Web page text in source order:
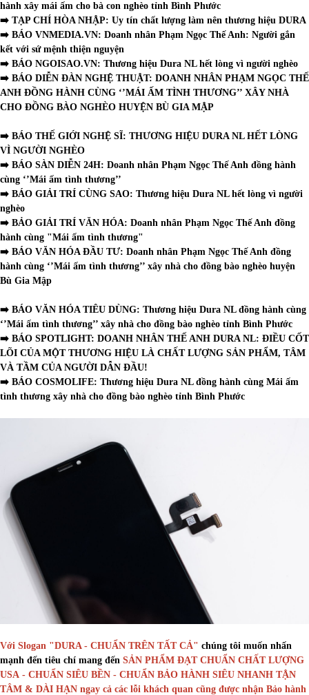
hành xây mái ấm cho bà con nghèo tỉnh Bình Phước
➡️ TẠP CHÍ HÒA NHẬP: Uy tín chất lượng làm nên thương hiệu DURA
➡️ BÁO VNMEDIA.VN: Doanh nhân Phạm Ngọc Thế Anh: Người gắn
kết với sứ mệnh thiện nguyện
➡️ BÁO NGOISAO.VN: Thương hiệu Dura NL hết lòng vì người nghèo
➡️ BÁO DIỄN ĐÀN NGHỆ THUẬT: DOANH NHÂN PHẠM NGỌC THẾ
ANH ĐỒNG HÀNH CÙNG ‘’MÁI ẤM TÌNH THƯƠNG’’ XÂY NHÀ
CHO ĐỒNG BÀO NGHÈO HUYỆN BÙ GIA MẬP
➡️ BÁO THẾ GIỚI NGHỆ SĨ: THƯƠNG HIỆU DURA NL HẾT LÒNG
VÌ NGƯỜI NGHÈO
➡️ BÁO SÀN DIỄN 24H: Doanh nhân Phạm Ngọc Thế Anh đồng hành
cùng ‘’Mái ấm tình thương’’
➡️ BÁO GIẢI TRÍ CÙNG SAO: Thương hiệu Dura NL hết lòng vì người
nghèo
➡️ BẢO GIẢI TRÍ VĂN HÓA: Doanh nhân Phạm Ngọc Thế Anh đồng
hành cùng "Mái ấm tình thương"
➡️ BÁO VĂN HÓA ĐẦU TƯ: Doanh nhân Phạm Ngọc Thế Anh đồng
hành cùng ‘’Mái ấm tình thương’’ xây nhà cho đồng bào nghèo huyện
Bù Gia Mập
➡️ BÁO VĂN HÓA TIÊU DÙNG: Thương hiệu Dura NL đồng hành cùng
‘’Mái ấm tình thương’’ xây nhà cho đồng bào nghèo tỉnh Bình Phước
➡️ BÁO SPOTLIGHT: DOANH NHÂN THẾ ANH DURA NL: ĐIỀU CỐT
LÕI CỦA MỘT THƯƠNG HIỆU LÀ CHẤT LƯỢNG SẢN PHẨM, TÂM
VÀ TẦM CỦA NGƯỜI DẪN ĐẦU!
➡️ BÁO COSMOLIFE: Thương hiệu Dura NL đồng hành cùng Mái ấm
tình thương xây nhà cho đồng bào nghèo tỉnh Bình Phước
Với Slogan "DURA - CHUẨN TRÊN TẤT CẢ" chúng tôi muốn nhấn
mạnh đến tiêu chí mang đến SẢN PHẨM ĐẠT CHUẨN CHẤT LƯỢNG
USA - CHUẨN SIÊU BỀN - CHUẨN BẢO HÀNH SIÊU NHANH TẬN
TÂM & DÀI HẠN ngay cả các lỗi khách quan cũng được nhận Bảo hành